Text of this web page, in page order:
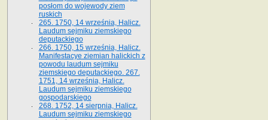
posłom do wojewody ziem
ruskich
265. 1750, 14 września, Halicz.
Laudum sejmiku ziemskiego
deputackiego
266. 1750, 15 września, Halicz.
Manifestacye ziemian halickich z
powodu laudum sejmiku
ziemskiego deputackiego. 267.
1751, 14 września, Halicz.
Laudum sejmiku ziemskiego
gospodarskiego
268. 1752, 14 sierpnia, Halicz.
Laudum sejmiku ziemskiego